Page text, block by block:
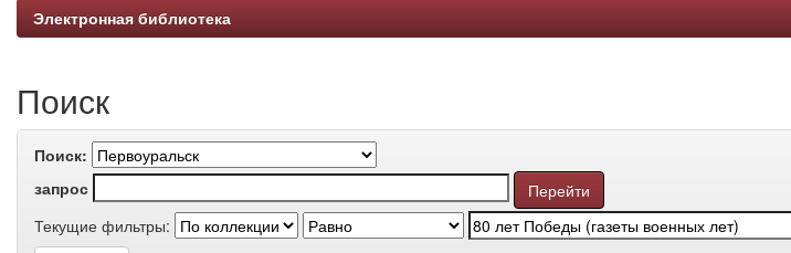
Электронная библиотека
Поиск
Поиск:
запрос
Текущие фильтры: